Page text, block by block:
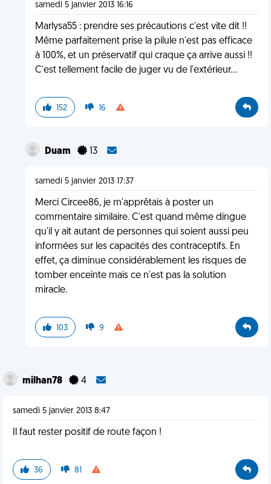
samedi 5 janvier 2013 16:16
Marlysa55 : prendre ses précautions c'est vite dit !!
Même parfaitement prise la pilule n'est pas efficace
à 100%, et un préservatif qui craque ça arrive aussi !!
C'est tellement facile de juger vu de l'extérieur...
152 16
Duam 13
samedi 5 janvier 2013 17:37
Merci Circee86, je m'apprêtais à poster un
commentaire similaire. C'est quand même dingue
qu'il y ait autant de personnes qui soient aussi peu
informées sur les capacités des contraceptifs. En
effet, ça diminue considérablement les risques de
tomber enceinte mais ce n'est pas la solution
miracle.
103 9
milhan78 4
samedi 5 janvier 2013 8:47
Il faut rester positif de route façon !
36 81